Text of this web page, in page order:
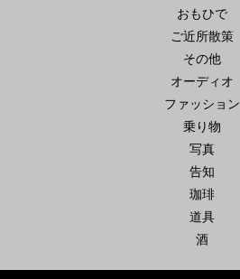
おもひで
ご近所散策
その他
オーディオ
ファッション
乗り物
写真
告知
珈琲
道具
酒